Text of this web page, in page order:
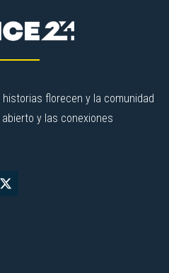
florecen y la comunidad
y las conexiones